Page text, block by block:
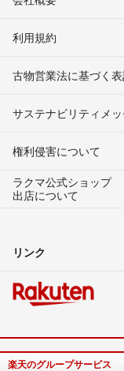
利用規約
古物営業法に基づく
サステナビリティメ
権利侵害について
ラクマ公式ショップ
出店について
リンク
楽天のグループサービス